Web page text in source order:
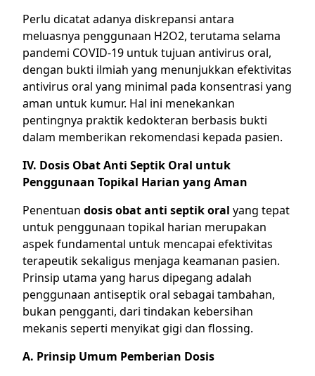
Perlu dicatat adanya diskrepansi antara
meluasnya penggunaan H2O2, terutama selama
pandemi COVID-19 untuk tujuan antivirus oral,
dengan bukti ilmiah yang menunjukkan efektivitas
antivirus oral yang minimal pada konsentrasi yang
aman untuk kumur. Hal ini menekankan
pentingnya praktik kedokteran berbasis bukti
dalam memberikan rekomendasi kepada pasien.
IV. Dosis Obat Anti Septik Oral untuk
Penggunaan Topikal Harian yang Aman
Penentuan dosis obat anti septik oral yang tepat
untuk penggunaan topikal harian merupakan
aspek fundamental untuk mencapai efektivitas
terapeutik sekaligus menjaga keamanan pasien.
Prinsip utama yang harus dipegang adalah
penggunaan antiseptik oral sebagai tambahan,
bukan pengganti, dari tindakan kebersihan
mekanis seperti menyikat gigi dan flossing.
A. Prinsip Umum Pemberian Dosis